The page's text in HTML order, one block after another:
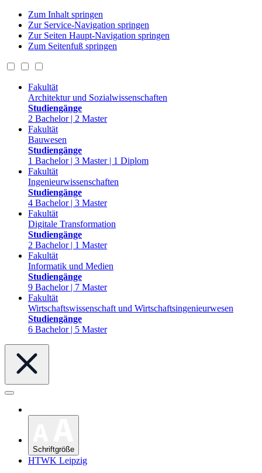
Zum Inhalt springen
Zur Service-Navigation springen
Zur Seiten Haupt-Navigation springen
Zum Seitenfuß springen
Fakultät
Architektur und Sozialwissenschaften
Studiengänge
2 Bachelor | 2 Master
Fakultät
Bauwesen
Studiengänge
1 Bachelor | 3 Master | 1 Diplom
Fakultät
Ingenieurwissenschaften
Studiengänge
4 Bachelor | 3 Master
Fakultät
Digitale Transformation
Studiengänge
2 Bachelor | 1 Master
Fakultät
Informatik und Medien
Studiengänge
9 Bachelor | 7 Master
Fakultät
Wirtschaftswissenschaft und Wirtschaftsingenieurwesen
Studiengänge
6 Bachelor | 5 Master
Schriftgröße
HTWK Leipzig